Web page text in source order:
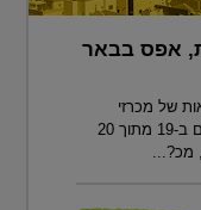
אפס בבאר
של מכרזי
קרקעות נרחבים בדרום, שלפיהן זכו יזמים ב-19 מתוך 20
מכ?...